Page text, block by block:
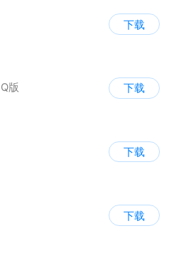
下载
Q版
下载
下载
下载